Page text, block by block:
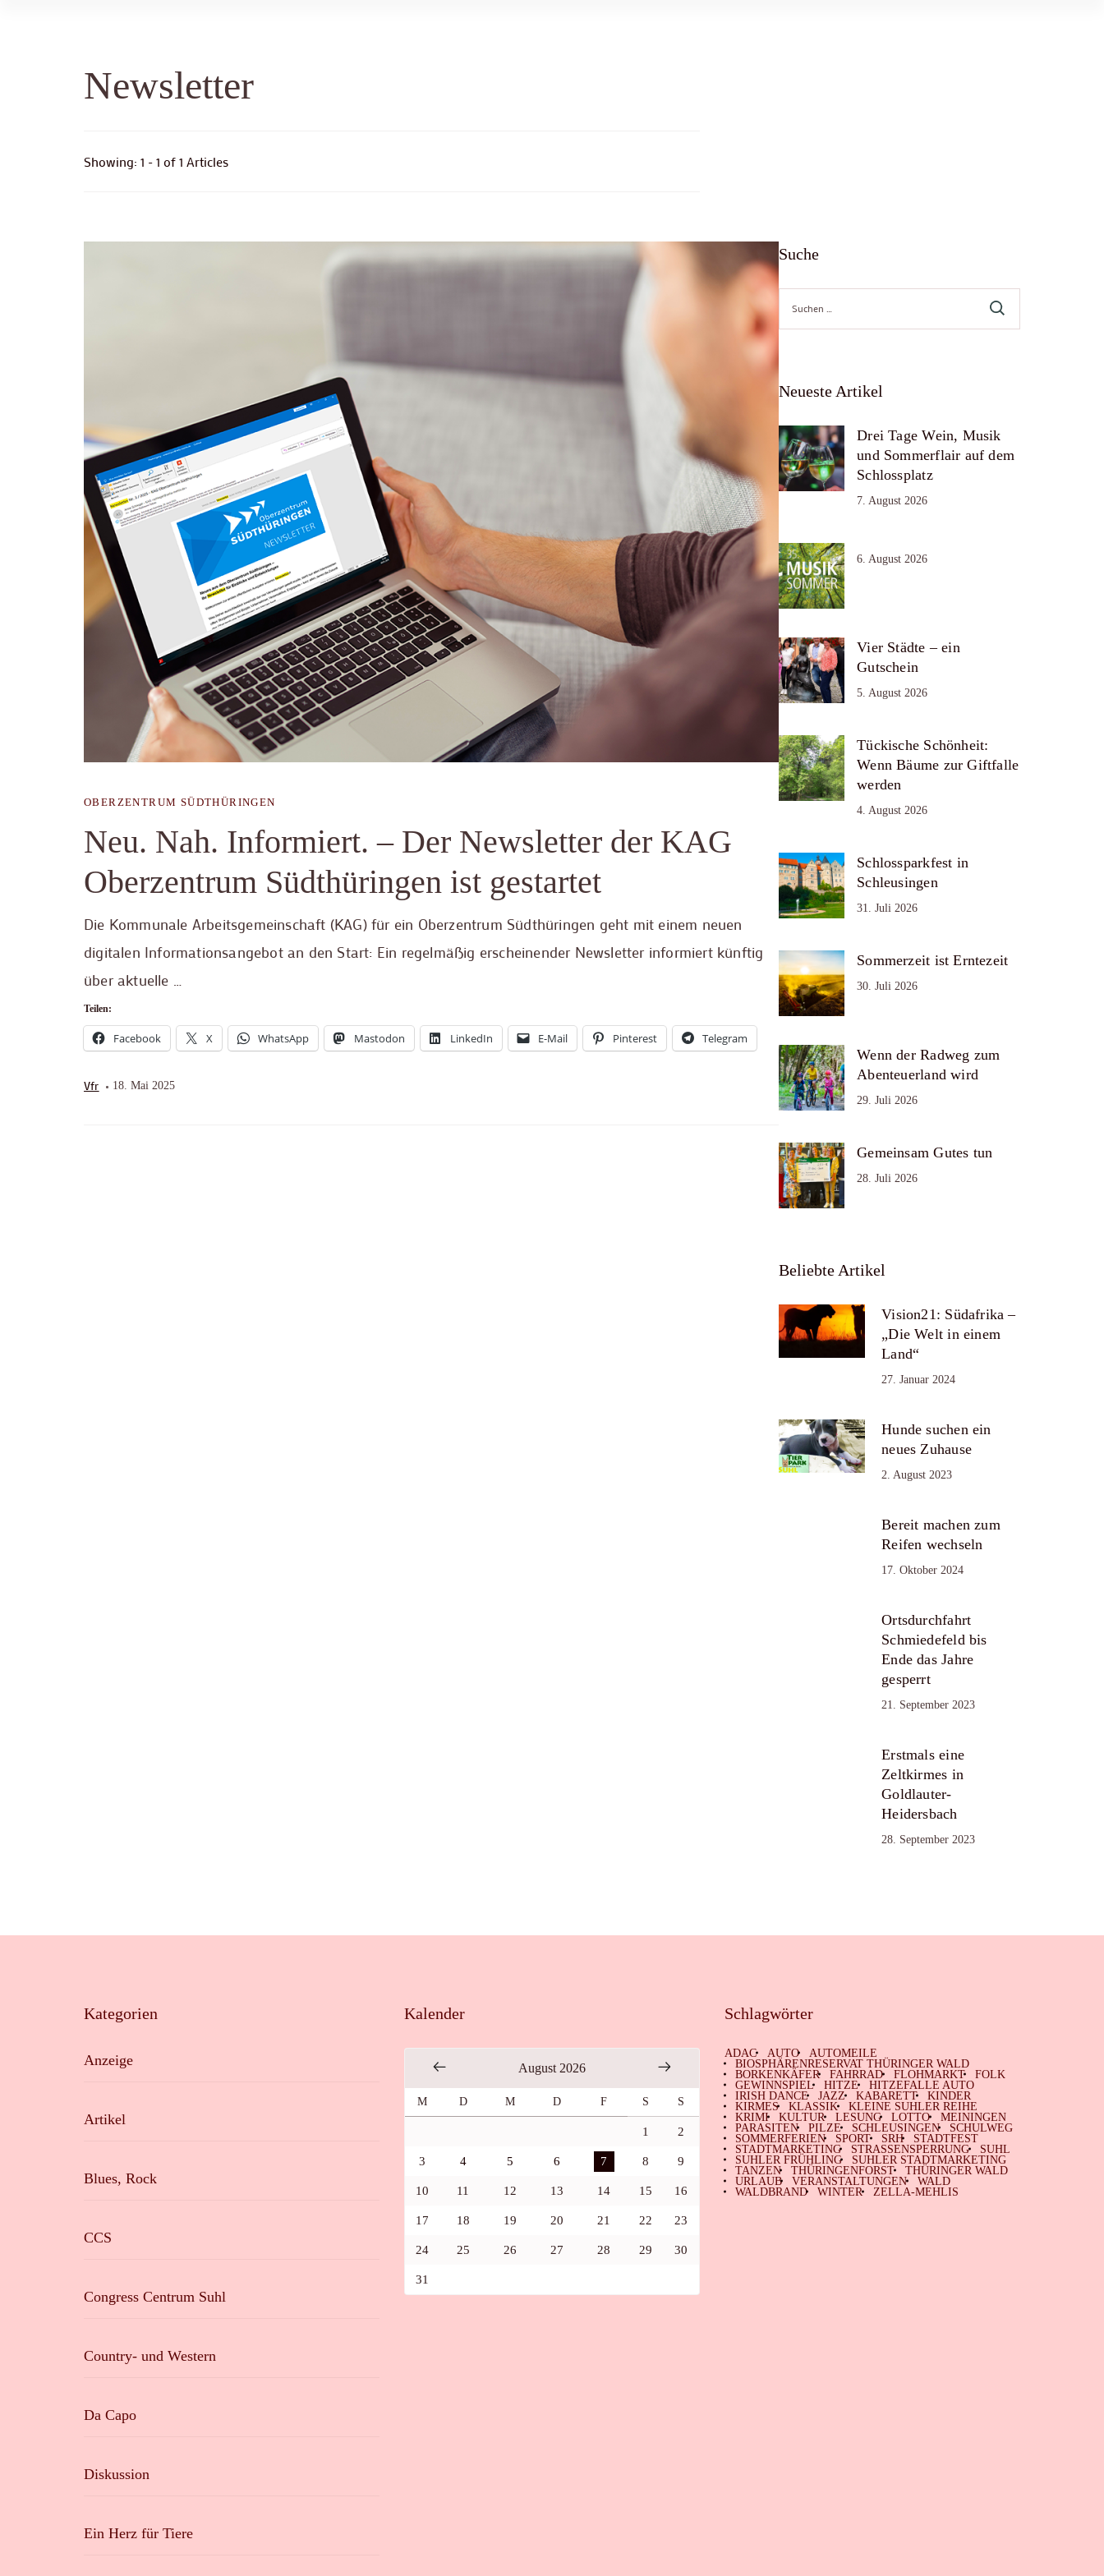
Newsletter
Showing: 1 - 1 of 1 Articles
OBERZENTRUM SÜDTHÜRINGEN
Neu. Nah. Informiert. – Der Newsletter der KAG
Oberzentrum Südthüringen ist gestartet
Die Kommunale Arbeitsgemeinschaft (KAG) für ein Oberzentrum Südthüringen geht mit einem neuen
digitalen Informationsangebot an den Start: Ein regelmäßig erscheinender Newsletter informiert künftig
über aktuelle …
Teilen:
Facebook X WhatsApp Mastodon LinkedIn E-Mail Pinterest Telegram
Vfr 18. Mai 2025
Suche
Suche
nach:
Neueste Artikel
Drei Tage Wein, Musik
und Sommerflair auf dem
Schlossplatz
7. August 2026
6. August 2026
Vier Städte – ein
Gutschein
5. August 2026
Tückische Schönheit:
Wenn Bäume zur Giftfalle
werden
4. August 2026
Schlossparkfest in
Schleusingen
31. Juli 2026
Sommerzeit ist Erntezeit
30. Juli 2026
Wenn der Radweg zum
Abenteuerland wird
29. Juli 2026
Gemeinsam Gutes tun
28. Juli 2026
Beliebte Artikel
Vision21: Südafrika –
„Die Welt in einem
Land“
27. Januar 2024
Hunde suchen ein
neues Zuhause
2. August 2023
Bereit machen zum
Reifen wechseln
17. Oktober 2024
Ortsdurchfahrt
Schmiedefeld bis
Ende das Jahre
gesperrt
21. September 2023
Erstmals eine
Zeltkirmes in
Goldlauter-
Heidersbach
28. September 2023
Kategorien
Anzeige
Artikel
Blues, Rock
CCS
Congress Centrum Suhl
Country- und Western
Da Capo
Diskussion
Ein Herz für Tiere
Kalender
August 2026
M D M D F S S
1 2
3 4 5 6 7 8 9
10 11 12 13 14 15 16
17 18 19 20 21 22 23
24 25 26 27 28 29 30
31
Schlagwörter
ADAC AUTO
AUTOMEILE
BIOSPHÄRENRESERVAT THÜRINGER WALD
BORKENKÄFER
FAHRRAD FLOHMARKT
FOLK
GEWINNSPIEL
HITZE
HITZEFALLE AUTO
IRISH DANCE
JAZZ KABARETT
KINDER
KIRMES
KLASSIK
KLEINE SUHLER REIHE
KRIMI
KULTUR LESUNG LOTTO
MEININGEN
PARASITEN
PILZE SCHLEUSINGEN
SCHULWEG
SOMMERFERIEN
SPORT SRH
STADTFEST
STADTMARKETING
STRASSENSPERRUNG
SUHL
SUHLER FRÜHLING
SUHLER STADTMARKETING
TANZEN
THÜRINGENFORST
THÜRINGER WALD
URLAUB
VERANSTALTUNGEN
WALD
WALDBRAND
WINTER ZELLA-MEHLIS